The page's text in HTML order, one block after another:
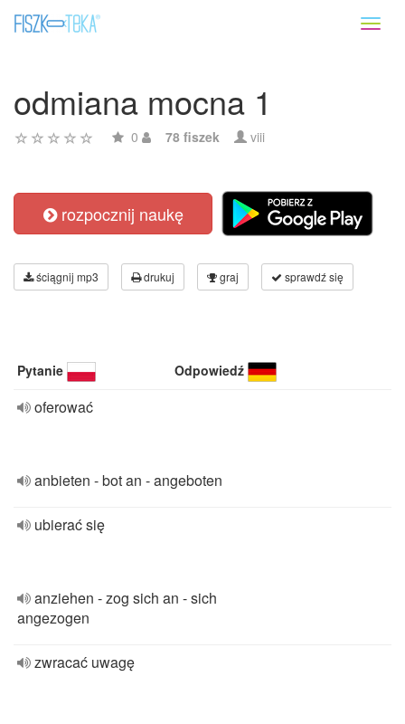
odmiana mocna 1
0 78 fiszek viii
rozpocznij naukę
ściągnij mp3 drukuj graj sprawdź się
Pytanie Odpowiedź
oferować
anbieten - bot an - angeboten
ubierać się
anziehen - zog sich an - sich
angezogen
zwracać uwagę